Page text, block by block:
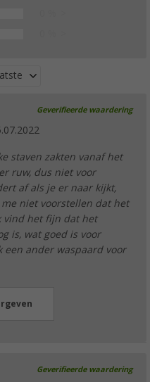
Geverifieerde waardering
staven zakten vanaf het
ruw, dus niet voor
af als je er naar kijkt,
niet voorstellen dat het
vind het fijn dat het
is, wat goed is voor
een ander waspaard voor
Geverifieerde waardering